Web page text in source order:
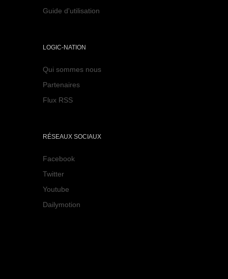
Guide d'utilisation
LOGIC-NATION
Qui sommes nous
Partenaires
Flux RSS
RÉSEAUX SOCIAUX
Facebook
Twitter
Youtube
Dailymotion